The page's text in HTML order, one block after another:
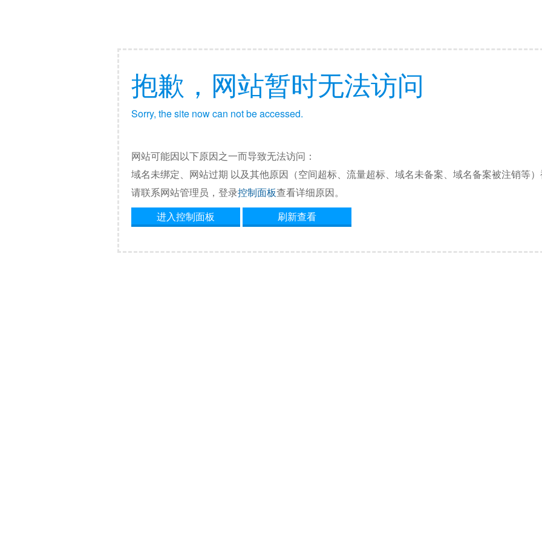
抱歉，网站暂时无法访问
Sorry, the site now can not be accessed.
网站可能因以下原因之一而导致无法访问：
域名未绑定、网站过期 以及其他原因（空间超标、流量超标、域名未备案、域名备案被注销等）
请联系网站管理员，登录控制面板查看详细原因。
进入控制面板
刷新查看